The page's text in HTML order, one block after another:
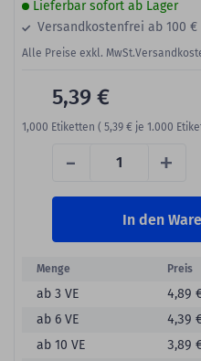
Lieferbar sofort ab Lager
Versandkostenfrei ab 100 €
Alle Preise exkl. MwSt.
- +
5,39 €
1,000 Etiketten ( 5,39 € je 1.000
In den
Menge Preis
ab 3 VE 4,89
ab 6 VE
4,39
ab 10 VE
3,89